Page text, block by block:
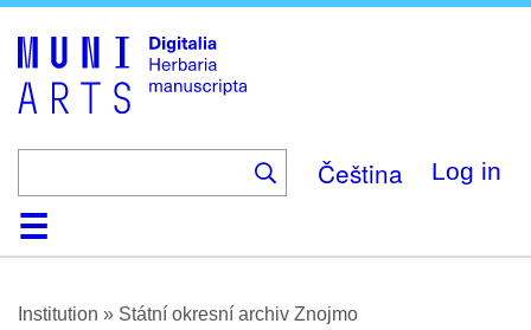
Čeština Log in
HomeBrowse
About
HelpContactDigitalia
Institution » Státní okresní archiv Znojmo